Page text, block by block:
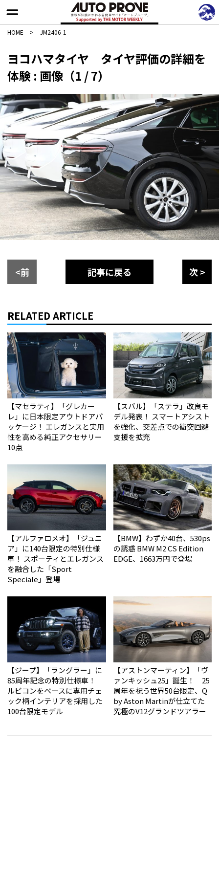
HOME > JM2406-1
ヨコハマタイヤ タイヤ評価の詳細を
体験 : 画像（1 / 7）
<前 記事に戻る 次 >
RELATED ARTICLE
【マセラティ】「グレカー
レ」に日本限定アウトドアパ
ッケージ！ エレガンスと実用
性を高める純正アクセサリー
10点
【スバル】「ステラ」改良モ
デル発表！ スマートアシスト
を強化、交差点での衝突回避
支援を拡充
【アルファロメオ】「ジュニ
ア」に140台限定の特別仕様
車！ スポーティとエレガンス
を融合した「Sport
Speciale」登場
【BMW】わずか40台、530ps
の誘惑 BMW M2 CS Edition
EDGE、1663万円で登場
【ジープ】「ラングラー」に
85周年記念の特別仕様車！
ルビコンをベースに専用チェ
ック柄インテリアを採用した
100台限定モデル
【アストンマーティン】「ヴ
ァンキッシュ25」誕生！ 25
周年を祝う世界50台限定、Q
by Aston Martinが仕立てた
究極のV12グランドツアラー